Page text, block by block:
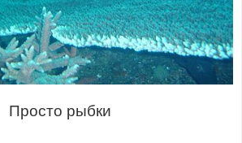
Просто рыбки